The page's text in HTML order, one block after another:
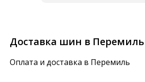
Доставка шин в Перемиль
Оплата и доставка в Перемиль